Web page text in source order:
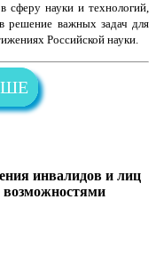
сферу науки и технологий,
решение важных задач для
Российской науки.
инвалидов и лиц